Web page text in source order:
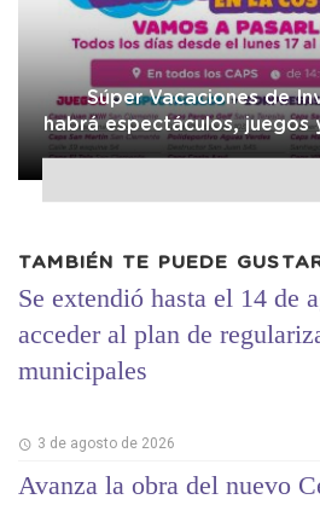
Súper Vacaciones de
habrá espectáculos,
TAMBIÉN TE PUEDE
Se extendió hasta el 14 de
acceder al plan de
municipales
3 de agosto de 2026
Avanza la obra del nuevo